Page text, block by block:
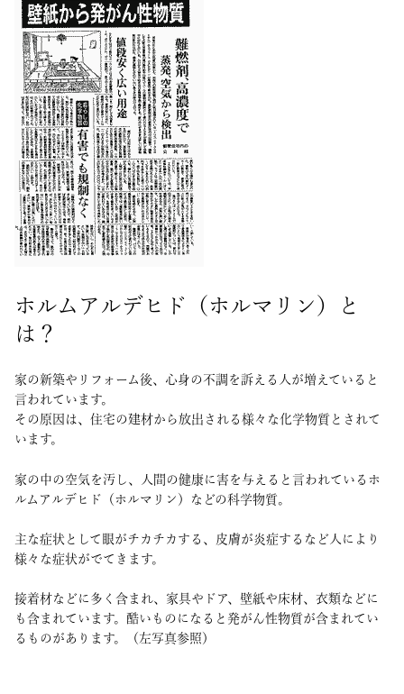
ホルムアルデヒド（ホルマリン）と
は？
家の新築やリフォーム後、心身の不調を訴える人が増えていると
言われています。
その原因は、住宅の建材から放出される様々な化学物質とされて
います。
家の中の空気を汚し、人間の健康に害を与えると言われているホ
ルムアルデヒド（ホルマリン）などの科学物質。
主な症状として眼がチカチカする、皮膚が炎症するなど人により
様々な症状がでてきます。
接着材などに多く含まれ、家具やドア、壁紙や床材、衣類などに
も含まれています。酷いものになると発がん性物質が含まれてい
るものがあります。（左写真参照）